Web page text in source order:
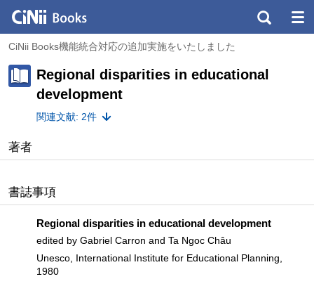
CiNii Books機能統合対応の追加実施をいたしました
Regional disparities in educational
development
関連文献: 2件
著者
書誌事項
Regional disparities in educational development
edited by Gabriel Carron and Ta Ngoc Châu
Unesco, International Institute for Educational Planning,
1980